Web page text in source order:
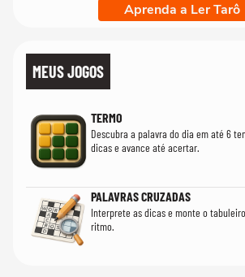
Aprenda a Ler Tarô
MEUS JOGOS
TERMO
Descubra a palavra do dia em até 6
dicas e avance até acertar.
PALAVRAS CRUZADAS
Interprete as dicas e monte o
ritmo.